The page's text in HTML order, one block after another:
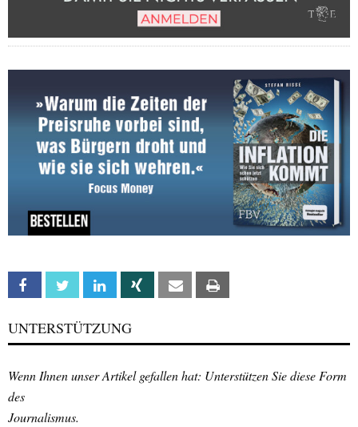
Facebook Twitter Linkedin Xing Email
UNTERSTÜTZUNG
Wenn Ihnen unser Artikel gefallen hat: Unterstützen Sie diese Form
des
Journalismus.